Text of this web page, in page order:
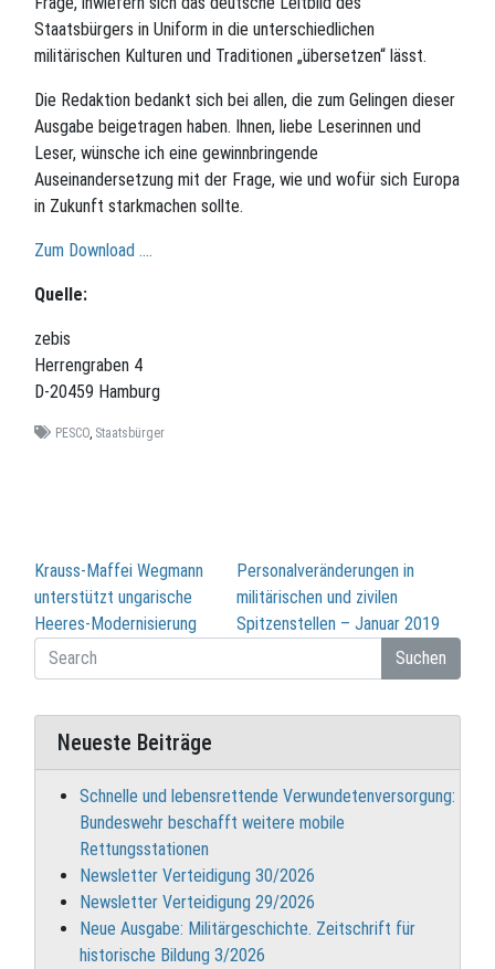
Staatsbürgers in Uniform in die unterschiedlichen
militärischen Kulturen und Traditionen „übersetzen“ lässt.
Die Redaktion bedankt sich bei allen, die zum Gelingen dieser
Ausgabe beigetragen haben. Ihnen, liebe Leserinnen und
Leser, wünsche ich eine gewinnbringende
Auseinandersetzung mit der Frage, wie und wofür sich Europa
in Zukunft starkmachen sollte.
Zum Download ….
Quelle:
zebis
Herrengraben 4
D-20459 Hamburg
PESCO, Staatsbürger
Beitragsnavigation
Krauss-Maffei Wegmann
unterstützt ungarische
Heeres-Modernisierung
Personalveränderungen in
militärischen und zivilen
Spitzenstellen – Januar 2019
Suchen
Neueste Beiträge
Schnelle und lebensrettende Verwundetenversorgung:
Bundeswehr beschafft weitere mobile
Rettungsstationen
Newsletter Verteidigung 30/2026
Newsletter Verteidigung 29/2026
Neue Ausgabe: Militärgeschichte. Zeitschrift für
historische Bildung 3/2026